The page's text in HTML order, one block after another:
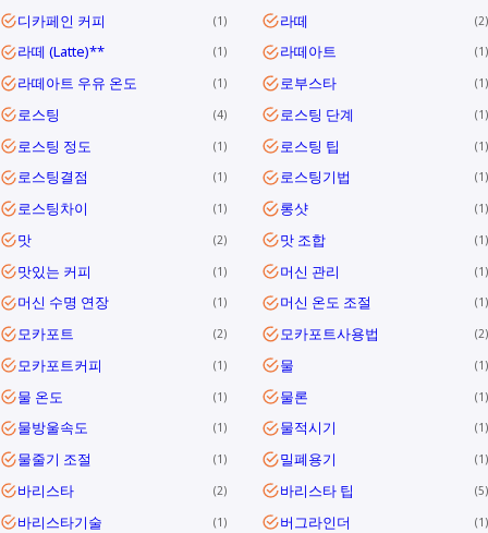
디카페인 커피 1 라떼 2
라떼 (Latte)** 1 라떼아트 1
라떼아트 우유 온도 1 로부스타 1
로스팅 4 로스팅 단계 1
로스팅 정도 1 로스팅 팁 1
로스팅결점 1 로스팅기법 1
로스팅차이 1 롱샷 1
맛 2 맛 조합 1
맛있는 커피 1 머신 관리 1
머신 수명 연장 1 머신 온도 조절 1
모카포트 2 모카포트사용법 2
모카포트커피 1 물 1
물 온도 1 물론 1
물방울속도 1 물적시기 1
물줄기 조절 1 밀폐용기 1
바리스타 2 바리스타 팁 5
바리스타기술 1 버그라인더 1